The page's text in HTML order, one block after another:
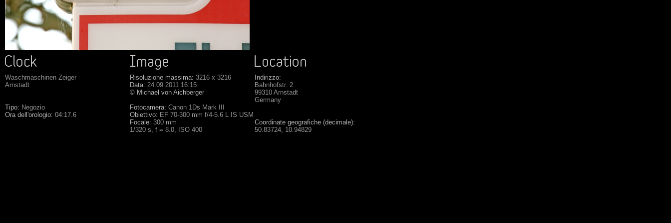
Waschmaschinen Zeiger
Arnstadt
Tipo: Negozio
Ora dell'orologio: 04:17.6
Risoluzione massima: 3216 x 3216
Data: 24.09.2011 16:15
© Michael von Aichberger
Fotocamera: Canon 1Ds Mark III
Obiettivo: EF 70-300 mm f/4-5.6 L IS USM
Focale: 300 mm
1/320 s, f = 8.0, ISO 400
Indirizzo:
Bahnhofstr. 2
99310 Arnstadt
Germany
Coordinate geografiche (decimale):
50.83724, 10.94829